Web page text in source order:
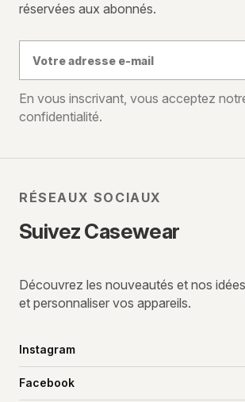
réservées aux abonnés.
e-
mail
En vous inscrivant, vous acceptez
confidentialité.
RÉSEAUX SOCIAUX
Suivez Casewear
Découvrez les nouveautés et nos
et personnaliser vos appareils.
Instagram
Facebook